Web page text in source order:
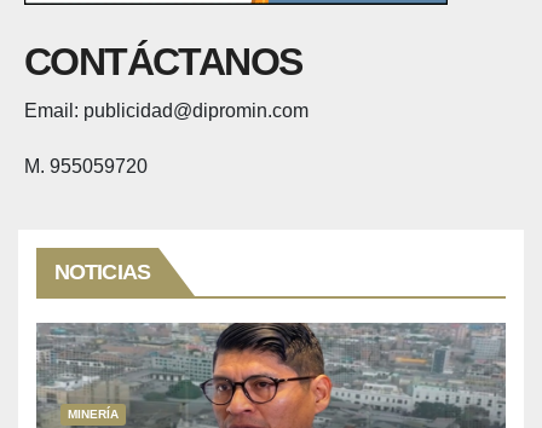
CONTÁCTANOS
Email: publicidad@dipromin.com
M. 955059720
NOTICIAS
MINERÍA